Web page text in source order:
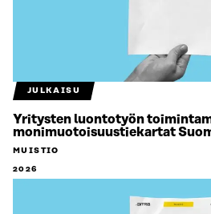
JULKAISU
Yritysten luontotyön
monimuotoisuustiekartat
MUISTIO
2026